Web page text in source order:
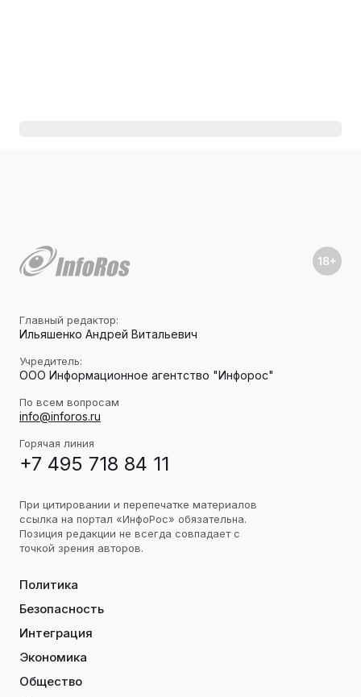
Главный редактор:
Ильяшенко Андрей Витальевич
Учредитель:
ООО Информационное агентство "Инфорос"
По всем вопросам
info@inforos.ru
Горячая линия
+7 495 718 84 11
При цитировании и перепечатке материалов
ссылка на портал «ИнфоРос» обязательна.
Позиция редакции не всегда совпадает с
точкой зрения авторов.
Политика
Безопасность
Интеграция
Экономика
Общество